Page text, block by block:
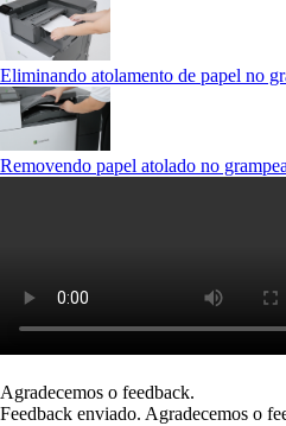
Eliminando atolamento de papel no
Removendo papel atolado no
Agradecemos o feedback.
Feedback enviado. Agradecemos o